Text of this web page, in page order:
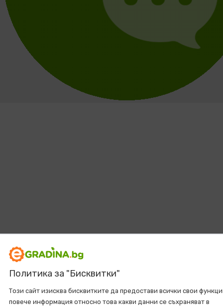
Политика за "Бисквитки"
Този сайт изисква бисквитките да предостави всички свои
повече информация относно това какви данни се съхраняват в